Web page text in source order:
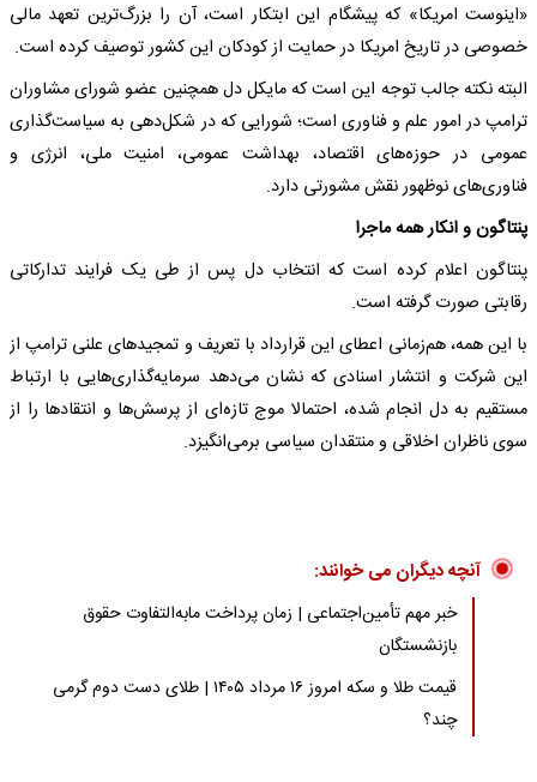
«اینوست امریکا» که پیشگام این ابتکار است، آن را بزرگ‌ترین تعهد مالی
خصوصی در تاریخ امریکا در حمایت از کودکان این کشور توصیف کرده است.
البته نکته جالب توجه این است که مایکل دل همچنین عضو شورای مشاوران
ترامپ در امور علم و فناوری است؛ شورایی که در شکل‌دهی به سیاست‌گذاری
عمومی در حوزه‌های اقتصاد، بهداشت عمومی، امنیت ملی، انرژی و
فناوری‌های نوظهور نقش مشورتی دارد.
پنتاگون و انکار همه ماجرا
پنتاگون اعلام کرده است که انتخاب دل پس از طی یک فرایند تدارکاتی
رقابتی صورت گرفته است.
با این همه، هم‌زمانی اعطای این قرارداد با تعریف و تمجیدهای علنی ترامپ از
این شرکت و انتشار اسنادی که نشان می‌دهد سرمایه‌گذاری‌هایی با ارتباط
مستقیم به دل انجام شده، احتمالا موج تازه‌ای از پرسش‌ها و انتقادها را از
سوی ناظران اخلاقی و منتقدان سیاسی برمی‌انگیزد.
آنچه دیگران می خوانند:
خبر مهم تأمین‌اجتماعی | زمان پرداخت مابه‌التفاوت حقوق
بازنشستگان
قیمت طلا و سکه امروز ۱۶ مرداد ۱۴۰۵ | طلای دست دوم گرمی
چند؟